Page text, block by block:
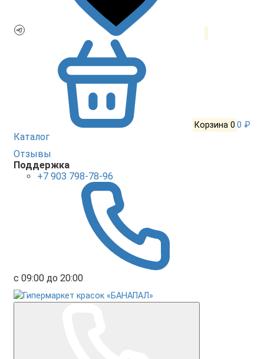
Корзина 0 0 ₽
Каталог
Отзывы
Поддержка
+7 903 798-78-96
с 09:00 до 20:00